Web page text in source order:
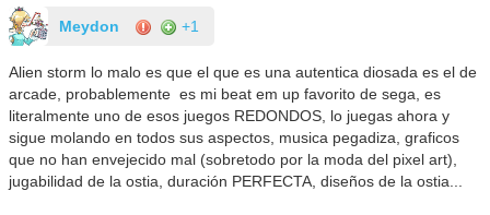
Meydon +1
Alien storm lo malo es que el que es una autentica diosada es el de
arcade, probablemente es mi beat em up favorito de sega, es
literalmente uno de esos juegos REDONDOS, lo juegas ahora y
sigue molando en todos sus aspectos, musica pegadiza, graficos
que no han envejecido mal (sobretodo por la moda del pixel art),
jugabilidad de la ostia, duración PERFECTA, diseños de la ostia...